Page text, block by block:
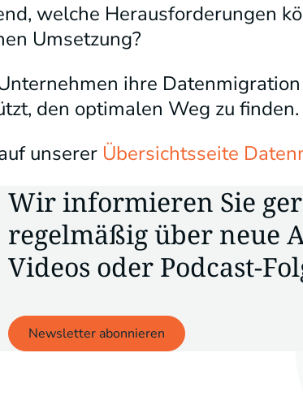
welche Herausforderungen
Umsetzung?
ihre
den optimalen Weg zu finden.
unserer Übersichtsseite
Wir informieren Sie
regelmäßig über neue
Videos oder Podcast-
Newsletter abonnieren